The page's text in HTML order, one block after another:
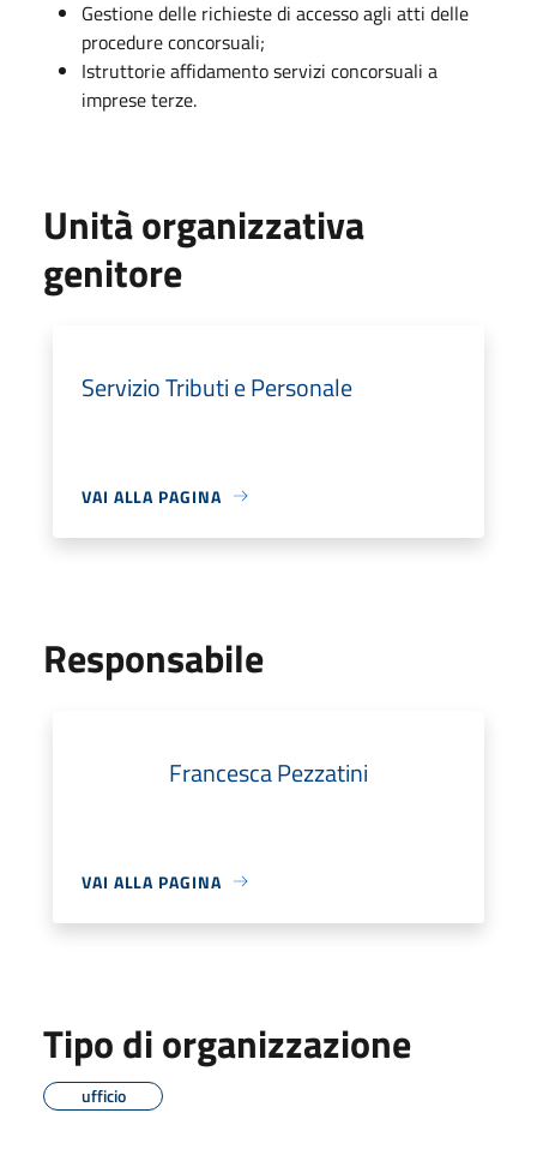
Gestione delle richieste di accesso agli atti delle
procedure concorsuali;
Istruttorie affidamento servizi concorsuali a
imprese terze.
Unità organizzativa
genitore
Servizio Tributi e Personale
VAI ALLA PAGINA
Responsabile
Francesca Pezzatini
VAI ALLA PAGINA
Tipo di organizzazione
ufficio